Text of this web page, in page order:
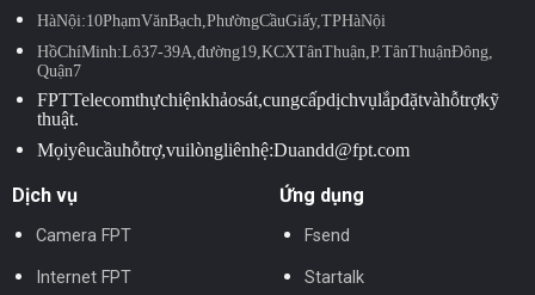
Hà Nội: 10 Phạm Văn Bạch, Phường Cầu Giấy, TP Hà Nội
Hồ Chí Minh: Lô 37-39A, đường 19, KCX Tân Thuận, P. Tân Thuận Đông,
Quận 7
FPT Telecom thực hiện khảo sát, cung cấp dịch vụ lắp đặt và hỗ trợ kỹ
thuật.
Mọi yêu cầu hỗ trợ, vui lòng liên hệ: Duandd@fpt.com
Dịch vụ
Camera FPT
Internet FPT
Ứng dụng
Fsend
Startalk